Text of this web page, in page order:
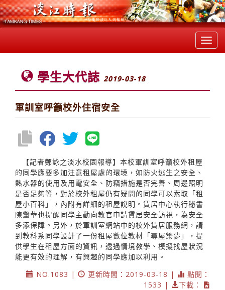
學生大代誌 2019-03-18
軍訓室呼籲校外住宿安全
【記者鄭詠之淡水校園報導】本校軍訓室呼籲校外租屋
的同學應要多加注意租屋處的環境，如防火逃生之安全、
熱水器的使用及用電安全、防竊措施是否完善、周邊照明
是否足夠等，對於校外租屋仍有疑問的同學可以索取「租
屋小百科」，內附有詳細的租屋說明。賃居中心執行秘書
陳肇華也提醒同學主動向教官申請賃居安全訪視，為安全
多添保障。另外，於軍訓室網站中的校外賃居服務網，請
到教科系同學設計了一份租屋數位教材「尋屋築夢」，提
供學生在租屋方面的資訊，透過情境教學、模擬找屋狀況
能更有效的理解，有興趣的同學應加以利用。
NO.1083 |
更新時間：2019-03-18 |
點閱：
1533 |
下載：